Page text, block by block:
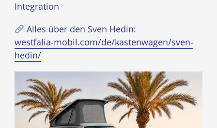
Integration
Alles über den Sven Hedin:
westfalia-mobil.com/de/kastenwagen/sven-
hedin/